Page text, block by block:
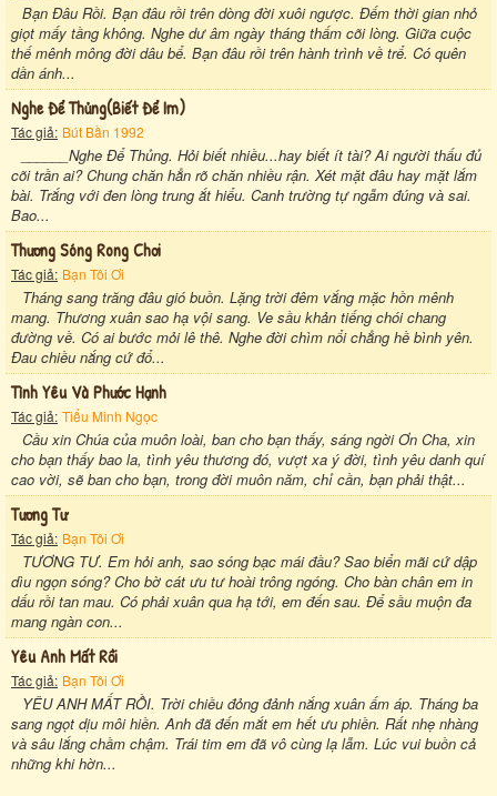
Bạn Đâu Rồi. Bạn đâu rồi trên dòng đời xuôi ngược. Đếm thời gian nhỏ
giọt mấy tầng không. Nghe dư âm ngày tháng thấm cõi lòng. Giữa cuộc
thế mênh mông đời dâu bể. Bạn đâu rồi trên hành trình về trể. Có quên
dần ánh...
Nghe Để Thủng(biết Để Im)
Tác giả: Bút Bần 1992
______Nghe Để Thủng. Hỏi biết nhiều...hay biết ít tài? Ai người thấu đủ
cõi trần ai? Chung chăn hẳn rõ chăn nhiều rận. Xét mặt đâu hay mặt lắm
bài. Trắng với đen lòng trung ắt hiểu. Canh trường tự ngẫm đúng và sai.
Bao...
Thương Sóng Rong Chơi
Tác giả: Bạn Tôi Ơi
Tháng sang trăng đâu gió buồn. Lặng trời đêm vắng mặc hồn mênh
mang. Thương xuân sao hạ vội sang. Ve sầu khản tiếng chói chang
đường về. Có ai bước mỏi lê thê. Nghe đời chìm nổi chẳng hề bình yên.
Đau chiều nắng cứ đổ...
Tình Yêu Và Phước Hạnh
Tác giả: Tiểu Minh Ngọc
Cầu xin Chúa của muôn loài, ban cho bạn thấy, sáng ngời Ơn Cha, xin
cho bạn thấy bao la, tình yêu thương đó, vượt xa ý đời, tình yêu danh quí
cao vời, sẽ ban cho bạn, trong đời muôn năm, chỉ cần, bạn phải thật...
Tương Tư
Tác giả: Bạn Tôi Ơi
TƯƠNG TƯ. Em hỏi anh, sao sóng bạc mái đầu? Sao biển mãi cứ dập
dìu ngọn sóng? Cho bờ cát ưu tư hoài trông ngóng. Cho bàn chân em in
dấu rồi tan mau. Có phải xuân qua hạ tới, em đến sau. Để sầu muộn đa
mang ngàn con...
Yêu Anh Mất Rồi
Tác giả: Bạn Tôi Ơi
YÊU ANH MẤT RỒI. Trời chiều đỏng đảnh nắng xuân ấm áp. Tháng ba
sang ngọt dịu môi hiền. Anh đã đến mắt em hết ưu phiền. Rất nhẹ nhàng
và sâu lắng chầm chậm. Trái tim em đã vô cùng lạ lẫm. Lúc vui buồn cả
những khi hờn...